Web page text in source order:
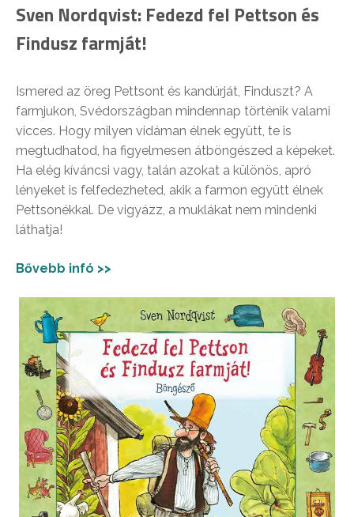
Sven Nordqvist: Fedezd fel Pettson és
Findusz farmját!
Ismered az öreg Pettsont és kandúrját, Finduszt? A
farmjukon, Svédországban mindennap történik valami
vicces. Hogy milyen vidáman élnek együtt, te is
megtudhatod, ha figyelmesen átböngészed a képeket.
Ha elég kíváncsi vagy, talán azokat a különös, apró
lényeket is felfedezheted, akik a farmon együtt élnek
Pettsonékkal. De vigyázz, a muklákat nem mindenki
láthatja!
Bővebb infó >>